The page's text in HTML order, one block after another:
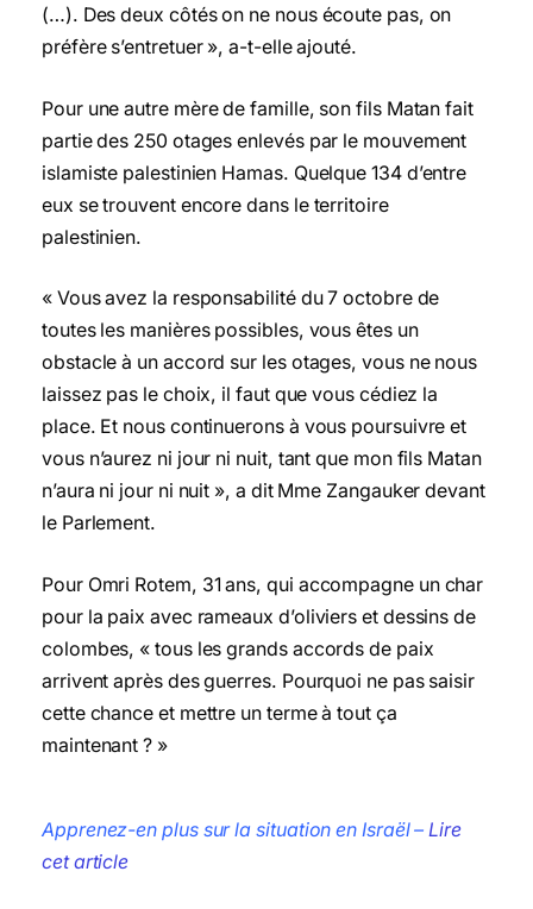
(…). Des deux côtés on ne nous écoute pas, on
préfère s’entretuer », a-t-elle ajouté.
Pour une autre mère de famille, son fils Matan fait
partie des 250 otages enlevés par le mouvement
islamiste palestinien Hamas. Quelque 134 d’entre
eux se trouvent encore dans le territoire
palestinien.
« Vous avez la responsabilité du 7 octobre de
toutes les manières possibles, vous êtes un
obstacle à un accord sur les otages, vous ne nous
laissez pas le choix, il faut que vous cédiez la
place. Et nous continuerons à vous poursuivre et
vous n’aurez ni jour ni nuit, tant que mon fils Matan
n’aura ni jour ni nuit », a dit Mme Zangauker devant
le Parlement.
Pour Omri Rotem, 31 ans, qui accompagne un char
pour la paix avec rameaux d’oliviers et dessins de
colombes, « tous les grands accords de paix
arrivent après des guerres. Pourquoi ne pas saisir
cette chance et mettre un terme à tout ça
maintenant ? »
Apprenez-en plus sur la situation en Israël –Lire
cet article